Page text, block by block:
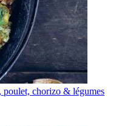
poulet, chorizo & légumes